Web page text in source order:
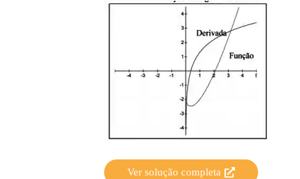
Ver solução completa